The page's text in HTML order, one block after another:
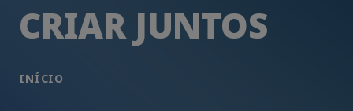
CRIAR JUNTOS
INÍCIO